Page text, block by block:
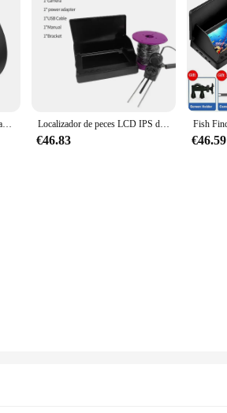
Minicámara A9 con WiFi, grabadora de vídeo inalámbrica, grabadora de voz, monitoreo de seguridad, hogar inteligente para bebés y Mascotas Localizador de peces LCD IPS de 4,3 pulgadas, cámara de pesca subacuática de 220 °, impermeable, 1080P, HD, 9 horas de duración, visión nocturna para lago de hielo, 1000TVL
€46.83 €46.59